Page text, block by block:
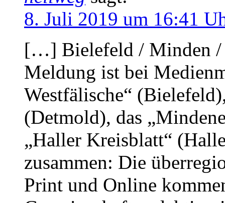
8. Juli 2019 um 16:41
[…] Bielefeld / Minden /
Meldung ist bei
Westfälische“
(Detmold), das
„Haller Kreisblatt“
zusammen: Die
Print und Online